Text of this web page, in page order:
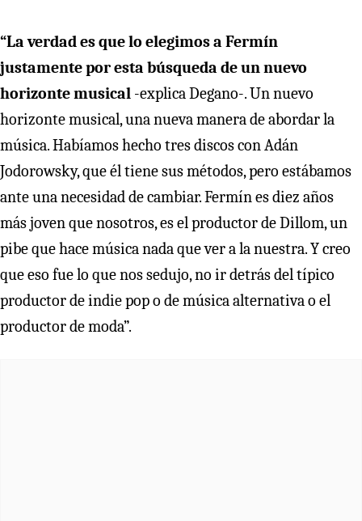
“La verdad es que lo elegimos a Fermín
justamente por esta búsqueda de un nuevo
horizonte musical -explica Degano-. Un nuevo
horizonte musical, una nueva manera de abordar la
música. Habíamos hecho tres discos con Adán
Jodorowsky, que él tiene sus métodos, pero estábamos
ante una necesidad de cambiar. Fermín es diez años
más joven que nosotros, es el productor de Dillom, un
pibe que hace música nada que ver a la nuestra. Y creo
que eso fue lo que nos sedujo, no ir detrás del típico
productor de indie pop o de música alternativa o el
productor de moda”.